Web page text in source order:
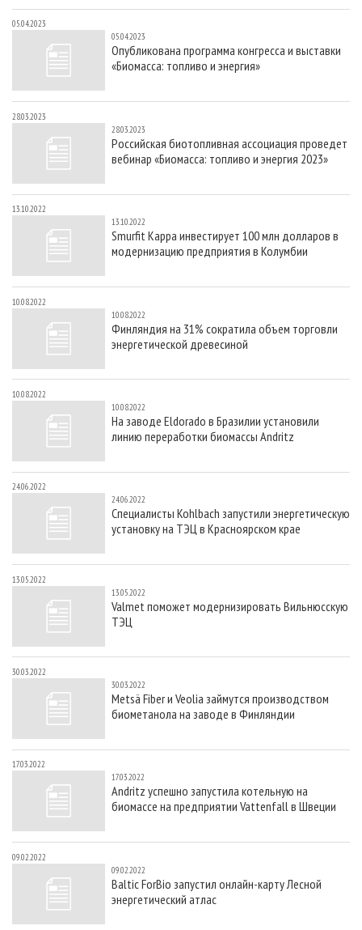
05.04.2023
05.04.2023
Опубликована программа конгресса и выставки
«Биомасса: топливо и энергия»
28.03.2023
28.03.2023
Российская биотопливная ассоциация проведет
вебинар «Биомасса: топливо и энергия 2023»
13.10.2022
13.10.2022
Smurfit Kappa инвестирует 100 млн долларов в
модернизацию предприятия в Колумбии
10.08.2022
10.08.2022
Финляндия на 31% сократила объем торговли
энергетической древесиной
10.08.2022
10.08.2022
На заводе Eldorado в Бразилии установили
линию переработки биомассы Andritz
24.06.2022
24.06.2022
Специалисты Kohlbach запустили энергетическую
установку на ТЭЦ в Красноярском крае
13.05.2022
13.05.2022
Valmet поможет модернизировать Вильнюсскую
ТЭЦ
30.03.2022
30.03.2022
Metsä Fiber и Veolia займутся производством
биометанола на заводе в Финляндии
17.03.2022
17.03.2022
Andritz успешно запустила котельную на
биомассе на предприятии Vattenfall в Швеции
09.02.2022
09.02.2022
Baltic ForBio запустил онлайн-карту Лесной
энергетический атлас